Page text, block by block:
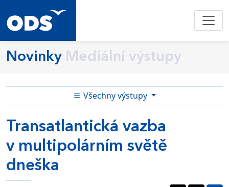
Novinky Mediální výstupy
Všechny výstupy
Transatlantická vazba
v multipolárním světě
dneška